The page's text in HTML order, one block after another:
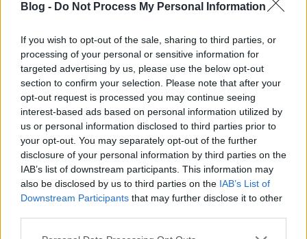
Blog - Do Not Process My Personal Information
If you wish to opt-out of the sale, sharing to third parties, or
processing of your personal or sensitive information for
targeted advertising by us, please use the below opt-out
section to confirm your selection. Please note that after your
opt-out request is processed you may continue seeing
interest-based ads based on personal information utilized by
us or personal information disclosed to third parties prior to
your opt-out. You may separately opt-out of the further
disclosure of your personal information by third parties on the
IAB’s list of downstream participants. This information may
also be disclosed by us to third parties on the IAB’s List of
Downstream Participants that may further disclose it to other
Please note that this website/app uses one or more Google
Cryptonite - RSA algoritmus: a jó
paraméterek jellemzői
Internet Explorer 0-day - Hóember
hadművelet
Szólj hozzá!